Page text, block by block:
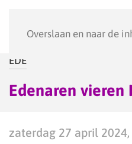
Overslaan en naar de
EDE
Edenaren vieren
zaterdag 27 april 2024,